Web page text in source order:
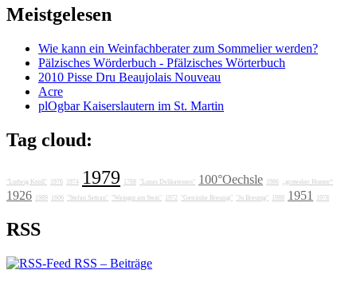
Meistgelesen
Wie kann ein Weinfachberater zum Sommelier werden?
Pälzisches Wörderbuch - Pfälzisches Wörterbuch
2010 Pisse Dru Beaujolais Nouveau
Acre
plOgbar Kaiserslautern im St. Martin
Tag cloud:
"Ludwig Knoll" 1976 1974 1979 1788 "Lunas Delikatessen" 100°Oechsle 1986 „grotesker Humor“
1926 1989 1606 "Stefan Sattran" "Weingut am Stein" 1972 "Getränke Breunig" "Jo Breunig" 1988 1951 1978
RSS
RSS – Beiträge